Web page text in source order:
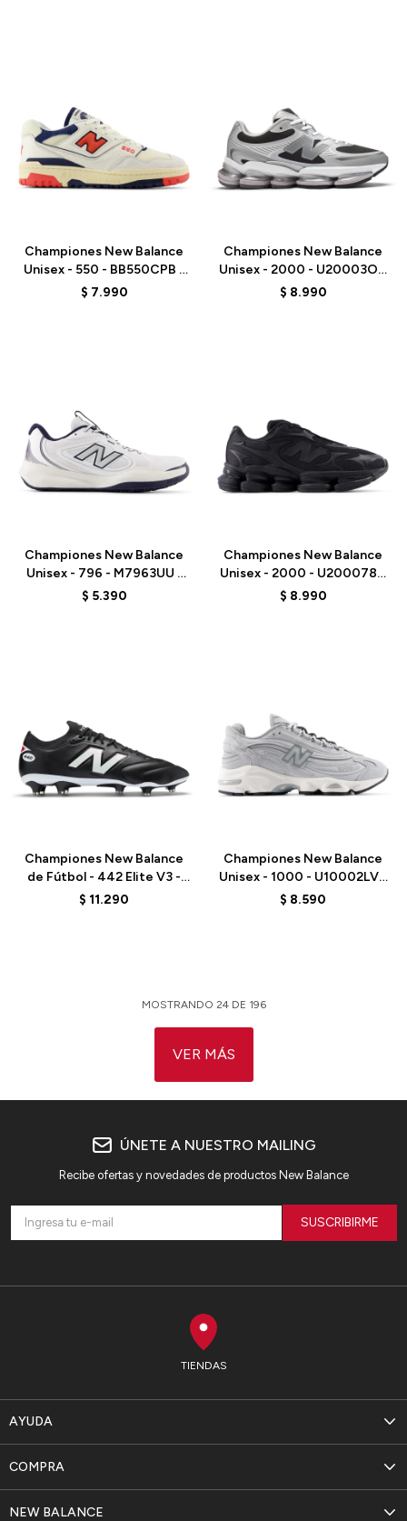
Championes New Balance
Unisex - 550 - BB550CPB -
WHITE
$ 7.990
Championes New Balance
Unisex - 2000 - U20003OZ
- GREY
$ 8.990
Championes New Balance
Unisex - 796 - M7963UU -
WHITE
$ 5.390
Championes New Balance
Unisex - 2000 - U200078C
- BLACK
$ 8.990
Championes New Balance
de Fútbol - 442 Elite V3 -
U41FM27E - BLACK
$ 11.290
Championes New Balance
Unisex - 1000 - U10002LV -
GREY
$ 8.590
MOSTRANDO 24DE 196
VER MÁS
TIENDAS
AYUDA
NEW BALANCE
COMPRA
ÚNETE A NUESTRO MAILING
Recibe ofertas y novedades de productos New Balance
SUSCRIBIRME